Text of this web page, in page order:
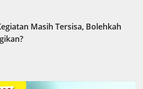
Masih Tersisa, Bolehkah